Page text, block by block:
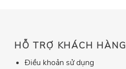
HỖ TRỢ KHÁCH HÀNG
Điều khoản sử dụng